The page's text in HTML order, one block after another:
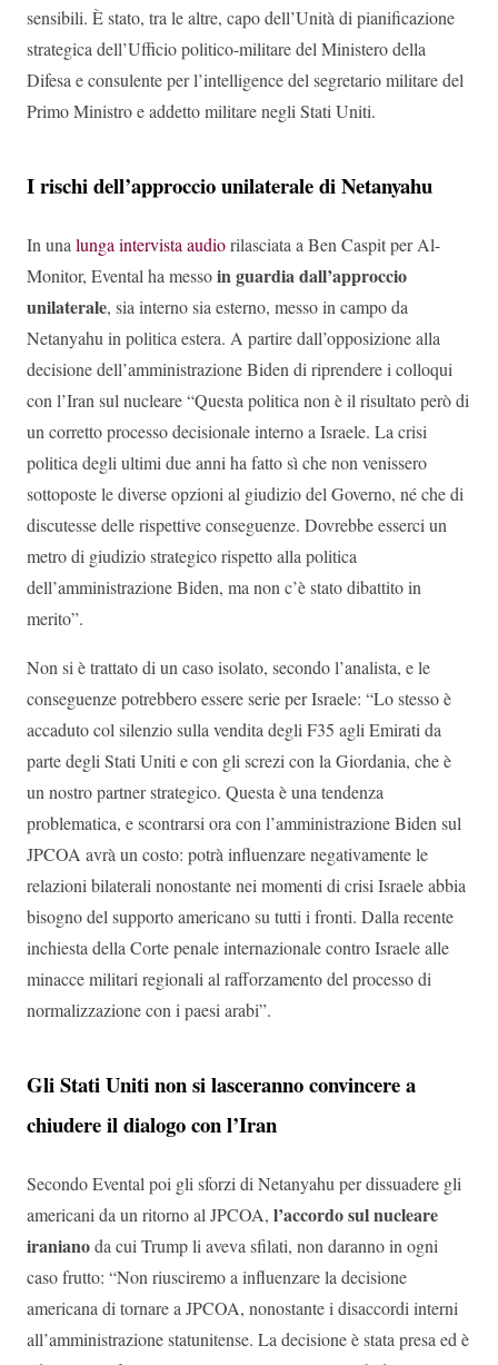
sensibili. È stato, tra le altre, capo dell’Unità di pianificazione
strategica dell’Ufficio politico-militare del Ministero della
Difesa e consulente per l’intelligence del segretario militare del
Primo Ministro e addetto militare negli Stati Uniti.
I rischi dell’approccio unilaterale di Netanyahu
In unalunga intervista audiorilasciata a Ben Caspit per Al-
Monitor, Evental ha messoin guardia dall’approccio
unilaterale, sia interno sia esterno, messo in campo da
Netanyahu in politica estera. A partire dall’opposizione alla
decisione dell’amministrazione Biden di riprendere i colloqui
con l’Iran sul nucleare “Questa politica non è il risultato però di
un corretto processo decisionale interno a Israele. La crisi
politica degli ultimi due anni ha fatto sì che non venissero
sottoposte le diverse opzioni al giudizio del Governo, né che di
discutesse delle rispettive conseguenze. Dovrebbe esserci un
metro di giudizio strategico rispetto alla politica
dell’amministrazione Biden, ma non c’è stato dibattito in
merito”.
Non si è trattato di un caso isolato, secondo l’analista, e le
conseguenze potrebbero essere serie per Israele: “Lo stesso è
accaduto col silenzio sulla vendita degli F35 agli Emirati da
parte degli Stati Uniti e con gli screzi con la Giordania, che è
un nostro partner strategico. Questa è una tendenza
problematica, e scontrarsi ora con l’amministrazione Biden sul
JPCOA avrà un costo: potrà influenzare negativamente le
relazioni bilaterali nonostante nei momenti di crisi Israele abbia
bisogno del supporto americano su tutti i fronti. Dalla recente
inchiesta della Corte penale internazionale contro Israele alle
minacce militari regionali al rafforzamento del processo di
normalizzazione con i paesi arabi”.
Gli Stati Uniti non si lasceranno convincere a
chiudere il dialogo con l’Iran
Secondo Evental poi gli sforzi di Netanyahu per dissuadere gli
americani da un ritorno al JPCOA, l’accordo sul nucleare
iranianoda cui Trump li aveva sfilati, non daranno in ogni
caso frutto: “Non riusciremo a influenzare la decisione
americana di tornare a JPCOA, nonostante i disaccordi interni
all’amministrazione statunitense. La decisione è stata presa ed è